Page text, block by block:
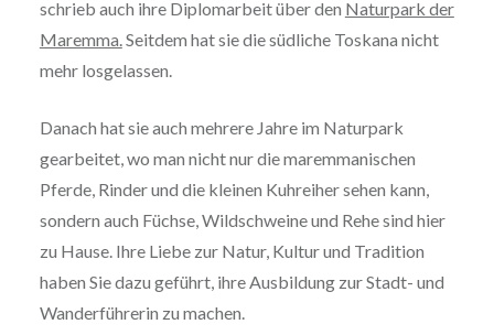
schrieb auch ihre Diplomarbeit über den Naturpark der
Maremma. Seitdem hat sie die südliche Toskana nicht
mehr losgelassen.
Danach hat sie auch mehrere Jahre im Naturpark
gearbeitet, wo man nicht nur die maremmanischen
Pferde, Rinder und die kleinen Kuhreiher sehen kann,
sondern auch Füchse, Wildschweine und Rehe sind hier
zu Hause. Ihre Liebe zur Natur, Kultur und Tradition
haben Sie dazu geführt, ihre Ausbildung zur Stadt- und
Wanderführerin zu machen.